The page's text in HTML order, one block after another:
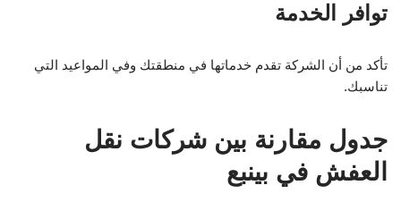
توافر الخدمة
تأكد من أن الشركة تقدم خدماتها في منطقتك وفي المواعيد التي
تناسبك.
جدول مقارنة بين شركات نقل
العفش في بينبع